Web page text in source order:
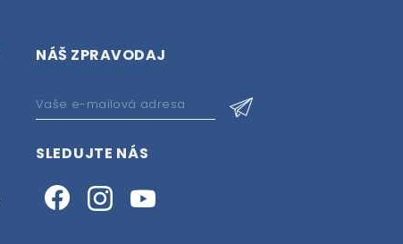
NÁŠ ZPRAVODAJ
SLEDUJTE NÁS